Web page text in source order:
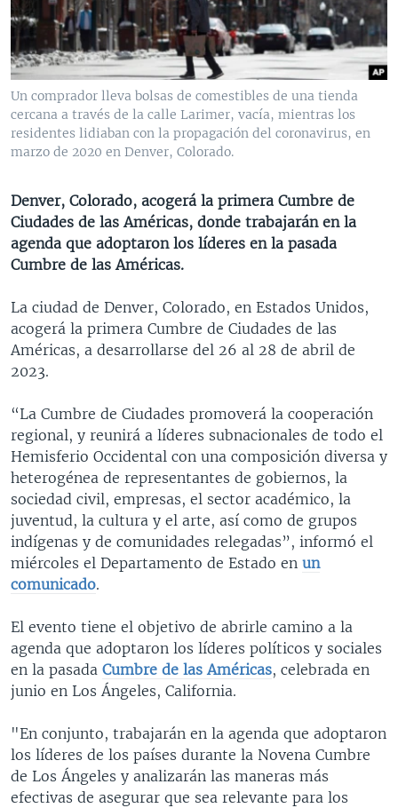
VENEZUELA
BRASIL
NICARAGUA
ECONOMÍA
ENTRETENIMIENTO Y CULTURA
TECNOLOGÍA
DEPORTES
CIENCIA Y SALUD
MULTIMEDIA
VIDEOS
FOTOGRAFÍA
AUDIOS
PROGRAMAS TV
EL MUNDO AL DÍA
FORO INTERAMERICANO
VISIÓN 360
PANORAMA
RADIO
AVANCE INFORMATIVO
AUDIONOTICIAS
ESTADOS UNIDOS AL DÍA
EL MUNDO AL DÍA [RADIO]
FORO [RADIO]
DEPORTIVO INTERNACIONAL
NOTA ECONÓMICA
ENTRETENIMIENTO
DIRECT
DOCUMENTALES DE LA VOA
SÍGANOS
Idiomas
Un comprador lleva bolsas de comestibles de una tienda
cercana a través de la calle Larimer, vacía, mientras los
residentes lidiaban con la propagación del coronavirus, en
marzo de 2020 en Denver, Colorado.
Denver, Colorado, acogerá la primera Cumbre de
Ciudades de las Américas, donde trabajarán en la
agenda que adoptaron los líderes en la pasada
Cumbre de las Américas.
La ciudad de Denver, Colorado, en Estados Unidos,
acogerá la primera Cumbre de Ciudades de las
Américas, a desarrollarse del 26 al 28 de abril de
2023.
“La Cumbre de Ciudades promoverá la cooperación
regional, y reunirá a líderes subnacionales de todo el
Hemisferio Occidental con una composición diversa y
heterogénea de representantes de gobiernos, la
sociedad civil, empresas, el sector académico, la
juventud, la cultura y el arte, así como de grupos
indígenas y de comunidades relegadas”, informó el
miércoles el Departamento de Estado en un
comunicado.
El evento tiene el objetivo de abrirle camino a la
agenda que adoptaron los líderes políticos y sociales
en la pasada Cumbre de las Américas, celebrada en
junio en Los Ángeles, California.
"En conjunto, trabajarán en la agenda que adoptaron
los líderes de los países durante la Novena Cumbre
de Los Ángeles y analizarán las maneras más
efectivas de asegurar que sea relevante para los